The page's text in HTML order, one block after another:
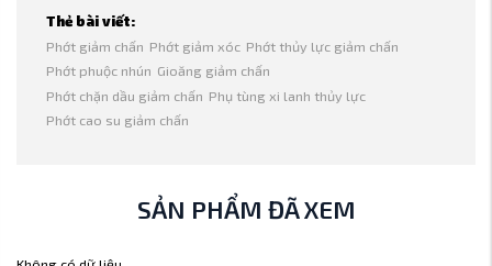
Thẻ bài viết:
Phớt giảm chấn Phớt giảm xóc Phớt thủy lực giảm chấn
Phớt phuộc nhún Gioăng giảm chấn
Phớt chặn dầu giảm chấn Phụ tùng xi lanh thủy lực
Phớt cao su giảm chấn
SẢN PHẨM ĐÃ XEM